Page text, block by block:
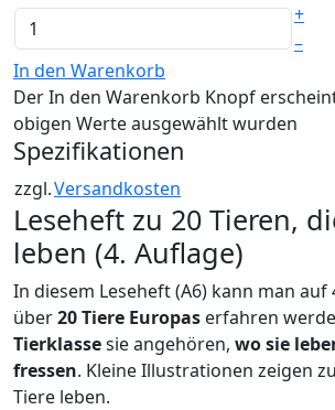
+
–
In den Warenkorb
Der In den Warenkorb Knopf
obigen Werte ausgewählt wurden
Spezifikationen
zzgl.Versandkosten
Leseheft zu 20 Tieren,
leben (4. Auflage)
In diesem Leseheft (A6) kann man auf
über20 Tiere Europas erfahren
Tierklassesie angehören, wo sie
fressen. Kleine Illustrationen zeigen
Tiere leben.